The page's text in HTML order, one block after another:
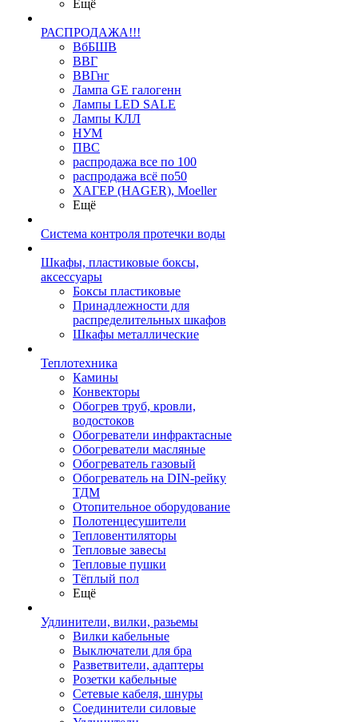
Ещё
РАСПРОДАЖА!!!
ВбБШВ
ВВГ
ВВГнг
Лампа GE галогенн
Лампы LED SALE
Лампы КЛЛ
НУМ
ПВС
распродажа все по 100
распродажа всё по50
ХАГЕР (HAGER), Moeller
Ещё
Система контроля протечки воды
Шкафы, пластиковые боксы,
аксессуары
Боксы пластиковые
Принадлежности для
распределительных шкафов
Шкафы металлические
Теплотехника
Камины
Конвекторы
Обогрев труб, кровли,
водостоков
Обогреватели инфрактасные
Обогреватели масляные
Обогреватель газовый
Обогреватель на DIN-рейку
ТДМ
Отопительное оборудование
Полотенцесушители
Тепловентиляторы
Тепловые завесы
Тепловые пушки
Тёплый пол
Ещё
Удлинители, вилки, разьемы
Вилки кабельные
Выключатели для бра
Разветвители, адаптеры
Розетки кабельные
Сетевые кабеля, шнуры
Соединители силовые